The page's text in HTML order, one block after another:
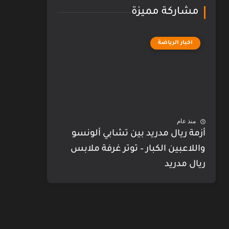
مشاركة مميزة
اخبار الرياضة
منذ عام
أزمة ريال مدريد بين تشابي ألونسو
واللاعبين الكبار – توتر غرفة ملابس
ريال مدريد